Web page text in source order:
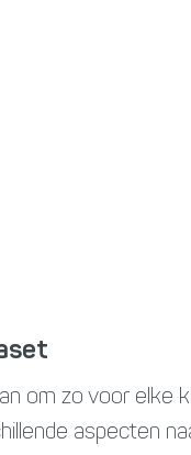
om zo voor elke
aspecten